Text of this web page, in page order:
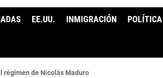
EE.UU. INMIGRACIÓN POLÍTICA
régimen de Nicolás Maduro